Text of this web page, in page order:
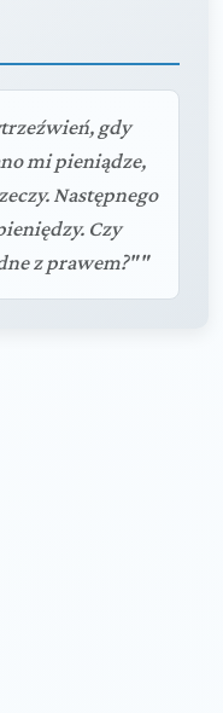
gdy
mi pieniądze,
Następnego
Czy
z prawem?""